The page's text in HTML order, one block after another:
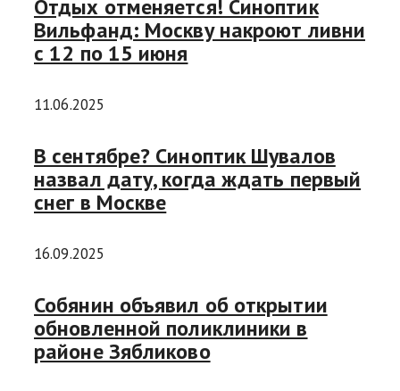
Отдых отменяется! Синоптик
Вильфанд: Москву накроют ливни
с 12 по 15 июня
11.06.2025
В сентябре? Синоптик Шувалов
назвал дату, когда ждать первый
снег в Москве
16.09.2025
Собянин объявил об открытии
обновленной поликлиники в
районе Зябликово